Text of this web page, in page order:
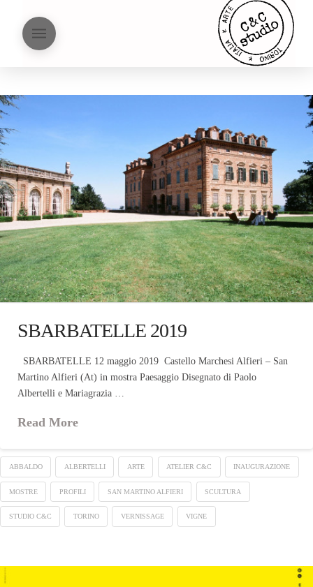
SBARBATELLE 2019
SBARBATELLE 12 maggio 2019 Castello Marchesi Alfieri – San
Martino Alfieri (At) in mostra Paesaggio Disegnato di Paolo
Albertelli e Mariagrazia …
Read More
ABBALDO ALBERTELLI ARTE ATELIER C&C INAUGURAZIONE
MOSTRE PROFILI SAN MARTINO ALFIERI SCULTURA
STUDIO C&C TORINO VERNISSAGE VIGNE